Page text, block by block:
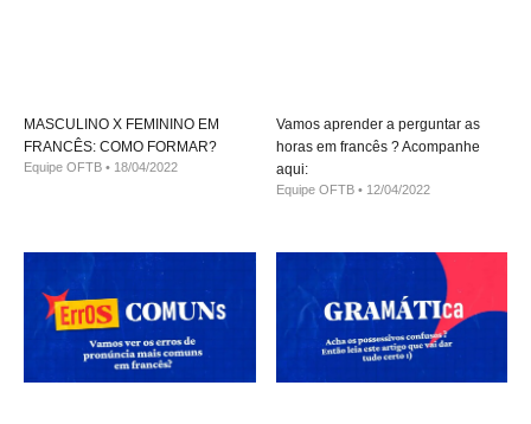
MASCULINO X FEMININO EM
FRANCÊS: COMO FORMAR?
Equipe OFTB 18/04/2022
Vamos aprender a perguntar as
horas em francês ? Acompanhe
aqui:
Equipe OFTB 12/04/2022